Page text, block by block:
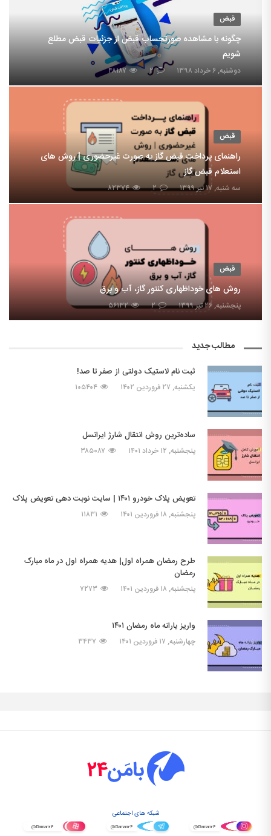
قبض
چگونه با مشاهده صورتحساب قبض از جزئیات قبض مطلع
شویم
دوشنبه, ۶ خرداد ۱۳۹۸ ۲ ۴۸۱۸۷
قبض
راهنمای پرداخت قبض گاز به صورت غیرحضوری | روش های
استعلام قبض گاز
سه شنبه, ۱۷ تیر ۱۳۹۹ ۲ ۸۲۳۷۴
قبض
روش های خوداظهاری کنتور گاز، آب و برق
پنجشنبه, ۲۶ تیر ۱۳۹۹ ۲ ۵۶۱۳۲
مطالب جدید
ثبت نام لاستیک دولتی از صفر تا صد!
یکشنبه, ۲۷ فروردین ۱۴۰۲ ۱۰۵۴۰۴
ساده‌ترین روش انتقال شارژ ایرانسل
پنجشنبه, ۱۲ خرداد ۱۴۰۱ ۳۸۵۰۸۷
تعویض پلاک خودرو ۱۴۰۱ | سایت نوبت دهی تعویض پلاک
پنجشنبه, ۱۸ فروردین ۱۴۰۱ ۱۱۸۳۱
طرح رمضان همراه اول| هدیه همراه اول در ماه مبارک
رمضان
پنجشنبه, ۱۸ فروردین ۱۴۰۱ ۷۲۷۳
واریز یارانه ماه رمضان ۱۴۰۱
چهارشنبه, ۱۷ فروردین ۱۴۰۱ ۳۴۳۷
شبکه های اجتماعی
@Baman۲۴ @Baman۲۴ @Baman۲۴